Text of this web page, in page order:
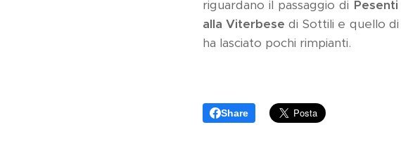
riguardano il passaggio di
alla Viterbese di Sottili e quello di
ha lasciato pochi rimpianti.
Share